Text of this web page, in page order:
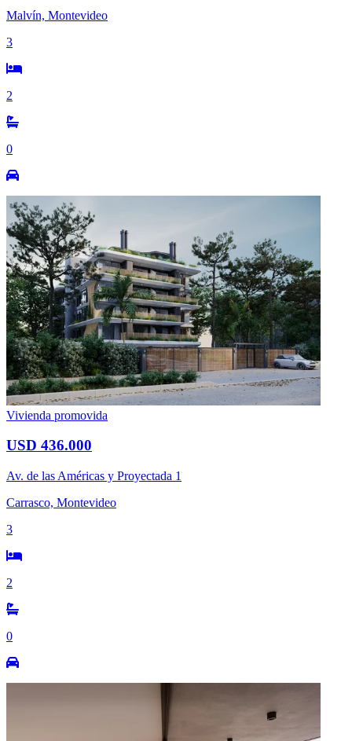
Malvín, Montevideo
3
2
0
Vivienda promovida
USD 436.000
Av. de las Américas y Proyectada 1
Carrasco, Montevideo
3
2
0